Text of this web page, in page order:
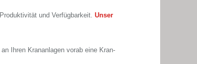
und Verfügbarkeit. Unser
Ihren Krananlagen vorab eine Kran-